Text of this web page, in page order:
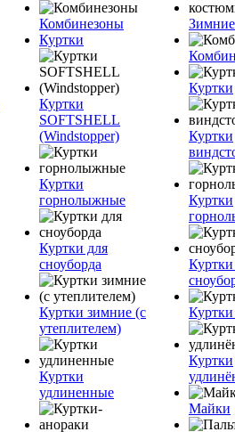
Комбинезоны
Куртки
Куртки
SOFTSHELL
(Windstopper)
Куртки
горнолыжные
Куртки для
сноуборда
Куртки зимние (с
утеплителем)
Куртки
удлиненные
Куртки
Куртки
Куртки
Куртки
Куртки
Майки